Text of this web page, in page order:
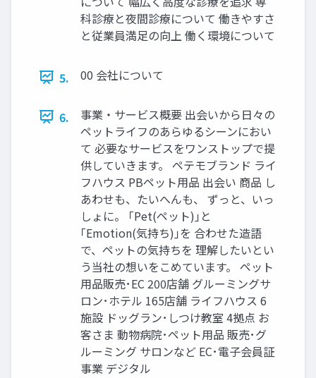
科診療と夜間診療について 働きやすさ
と従業員満足の向上 働く環境について
5. 00 会社について
6.
事業・サービス概要 出会いから日々の
ペットライフのあらゆるシーンにおい
て 必要なサービスをワンストップで提
供していきます。 ペテモブランド ライ
フハウス PBペット用品 出会い 商品 し
あわせも、たいへんも、 ずっと、いっ
しょに。 ｢Pet(ペット)｣と
｢Emotion(気持ち)｣を 合わせた造語
で、ペットの気持ちを 理解したいとい
う当社の想いをこめています。 ペット
用品販売･EC 200店舗 グルーミングサ
ロン･ホテル 165店舗 ライフハウス 6
施設 ドッグラン･しつけ教室 4拠点 お
客さま 動物病院･ペット用品 販売･グ
ルーミング サロンなど EC･電子会員証
事業 デジタル